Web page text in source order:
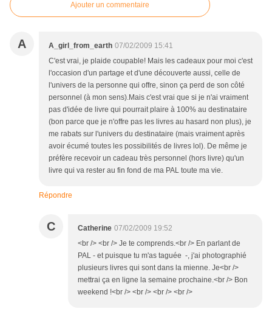
Ajouter un commentaire
A A_girl_from_earth 07/02/2009 15:41
C'est vrai, je plaide coupable! Mais les cadeaux pour moi c'est
l'occasion d'un partage et d'une découverte aussi, celle de
l'univers de la personne qui offre, sinon ça perd de son côté
personnel (à mon sens).Mais c'est vrai que si je n'ai vraiment
pas d'idée de livre qui pourrait plaire à 100% au destinataire
(bon parce que je n'offre pas les livres au hasard non plus), je
me rabats sur l'univers du destinataire (mais vraiment après
avoir écumé toutes les possibilités de livres lol). De même je
préfère recevoir un cadeau très personnel (hors livre) qu'un
livre qui va rester au fin fond de ma PAL toute ma vie.
Répondre
C Catherine 07/02/2009 19:52
<br /> <br /> Je te comprends.<br /> En parlant de
PAL - et puisque tu m'as taguée -, j'ai photographié
plusieurs livres qui sont dans la mienne. Je<br />
mettrai ça en ligne la semaine prochaine.<br /> Bon
weekend !<br /> <br /> <br /> <br />